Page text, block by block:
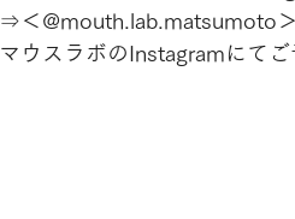
⇒＜@mouth.lab.matsumoto＞
マウスラボのInstagramにて